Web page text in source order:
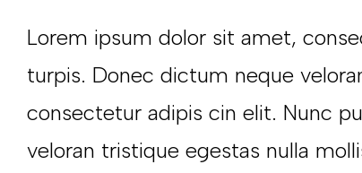
Lorem ipsum dolor sit amet,
turpis. Donec dictum neque
consectetur adipis cin elit. Nunc
veloran tristique egestas nulla